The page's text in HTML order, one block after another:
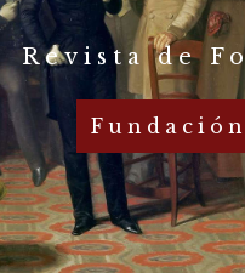
Revista de